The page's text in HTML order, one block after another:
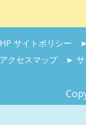
サイトポリシー
クセスマップ
► サ